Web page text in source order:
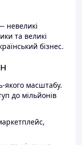
невеликі
та великі
бізнес.
якого масштабу.
до мільйонів